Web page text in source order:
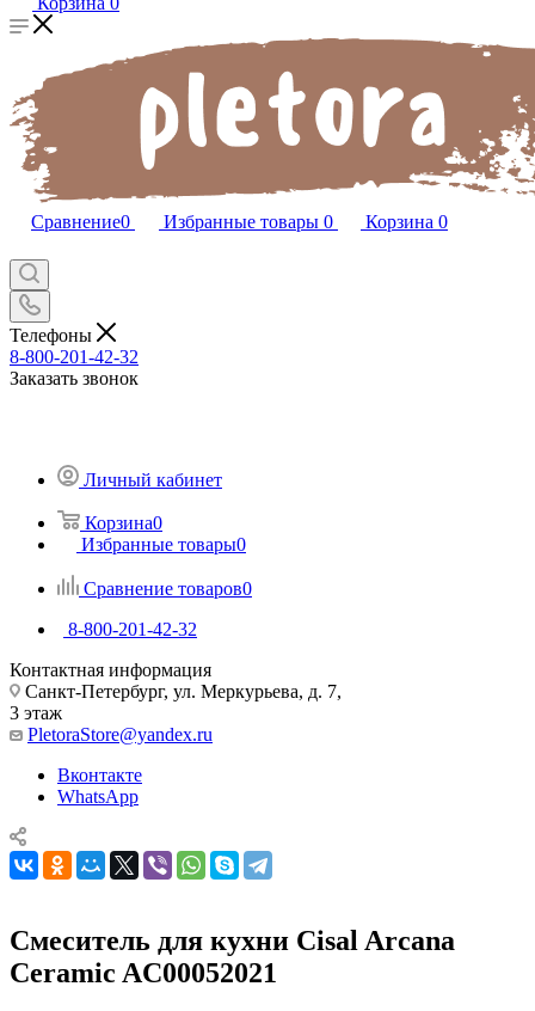
Сравнение0 Избранные товары 0 Корзина 0
Телефоны
8-800-201-42-32
Заказать звонок
Личный кабинет
Корзина0
Избранные товары0
Сравнение товаров0
8-800-201-42-32
Контактная информация
Санкт-Петербург, ул. Меркурьева, д. 7,
3 этаж
PletoraStore@yandex.ru
Вконтакте
WhatsApp
Смеситель для кухни Cisal Arcana
Ceramic AC00052021